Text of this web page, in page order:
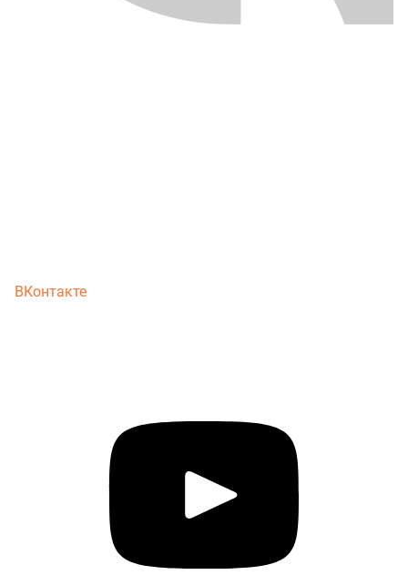
ВКонтакте